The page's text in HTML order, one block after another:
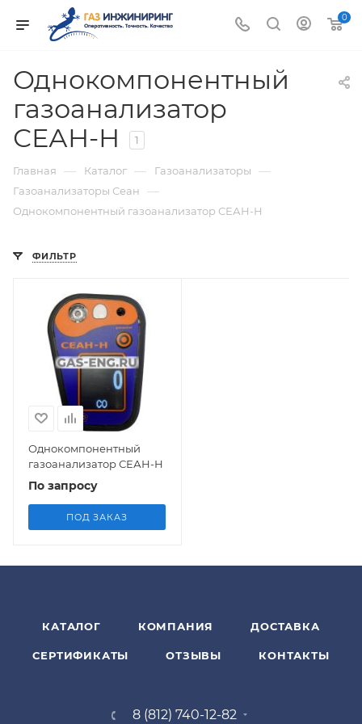
0
Однокомпонентный
газоанализатор
СЕАН-Н
1
Главная — Каталог — Газоанализаторы —
Газоанализаторы Сеан —
Однокомпонентный газоанализатор СЕАН-Н
ФИЛЬТР
Однокомпонентный
газоанализатор СЕАН-Н
По запросу
ПОД ЗАКАЗ
КАТАЛОГ КОМПАНИЯ ДОСТАВКА
СЕРТИФИКАТЫ ОТЗЫВЫ КОНТАКТЫ
8 (812) 740-12-82